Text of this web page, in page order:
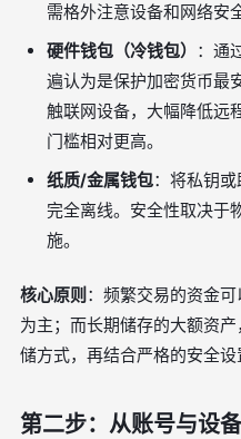
需格外注意设备和网络安全
硬件钱包（冷钱包） ：通
遍认为是保护加密货币最
触联网设备，大幅降低远
门槛相对更高。
纸质/金属钱包：将私钥或
完全离线。安全性取决于
施。
核心原则 ：频繁交易的资金
为主；而长期储存的大额资
储方式，再结合严格的安全设
第二步：从账号与设